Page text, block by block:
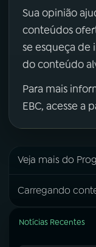
Sua opinião
conteúdos
se esqueça de
do conteúdo
Para mais
EBC, acesse a
Veja mais do
Carregando
Notícias Recentes